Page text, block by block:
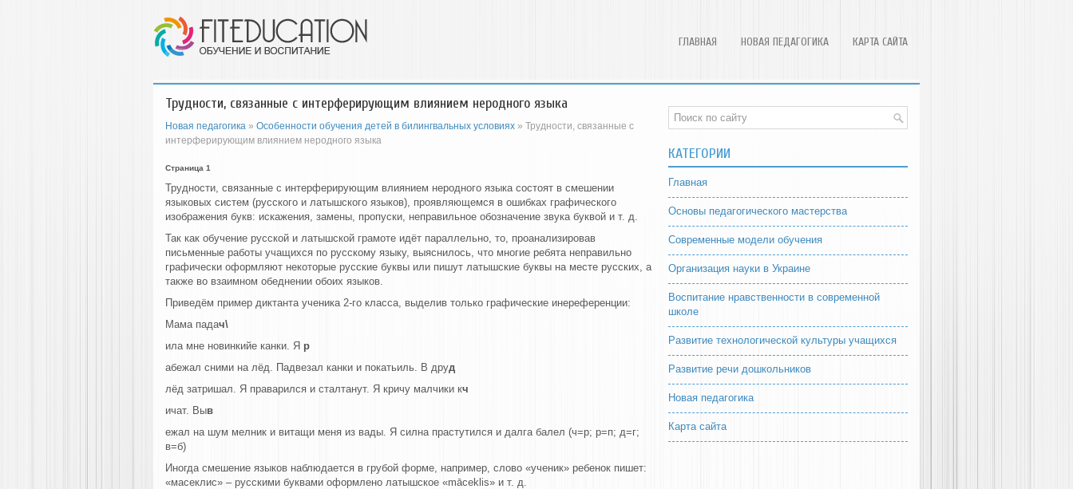
ГЛАВНАЯ НОВАЯ ПЕДАГОГИКА КАРТА САЙТА
Трудности, связанные с интерферирующим влиянием неродного языка
Новая педагогика » Особенности обучения детей в билингвальных условиях » Трудности, связанные с
интерферирующим влиянием неродного языка
Страница 1
Трудности, связанные с интерферирующим влиянием неродного языка состоят в смешении
языковых систем (русского и латышского языков), проявляющемся в ошибках графического
изображения букв: искажения, замены, пропуски, неправильное обозначение звука буквой и т. д.
Так как обучение русской и латышской грамоте идёт параллельно, то, проанализировав
письменные работы учащихся по русскому языку, выяснилось, что многие ребята неправильно
графически оформляют некоторые русские буквы или пишут латышские буквы на месте русских, а
также во взаимном обеднении обоих языков.
Приведём пример диктанта ученика 2-го класса, выделив только графические инереференции:
Мама падач\
ила мне новинкийе канки. Я р
абежал сними на лёд. Падвезал канки и покатьиль. В друд
лёд затришал. Я праварился и сталтанут. Я кричу малчики кч
ичат. Выв
ежал на шум мелник и витащи меня из вады. Я силна прастутился и далга балел (ч=р; р=п; д=г;
в=б)
Иногда смешение языков наблюдается в грубой форме, например, слово «ученик» ребенок пишет:
«масеклис» – русскими буквами оформлено латышское «māceklis» и т. д.
КАТЕГОРИИ
Главная
Основы педагогического мастерства
Современные модели обучения
Организация науки в Украине
Воспитание нравственности в современной
школе
Развитие технологической культуры учащихся
Развитие речи дошкольников
Новая педагогика
Карта сайта